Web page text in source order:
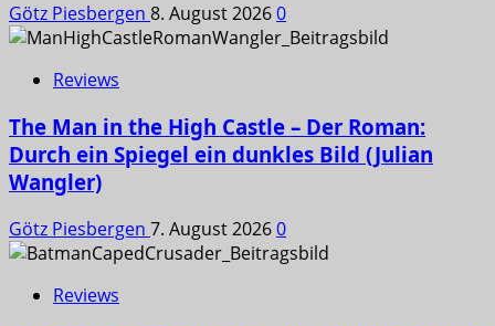
Götz Piesbergen 8. August 20260
Reviews
The Man in the High Castle – Der Roman:
Durch ein Spiegel ein dunkles Bild (Julian
Wangler)
Götz Piesbergen 7. August 20260
Reviews